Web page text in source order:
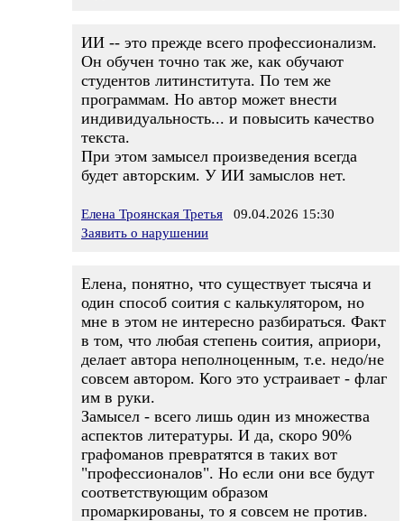
ИИ -- это прежде всего профессионализм.
Он обучен точно так же, как обучают
студентов литинститута. По тем же
программам. Но автор может внести
индивидуальность... и повысить качество
текста.
При этом замысел произведения всегда
будет авторским. У ИИ замыслов нет.
Елена Троянская Третья 09.04.2026 15:30
Заявить о нарушении
Елена, понятно, что существует тысяча и
один способ соития с калькулятором, но
мне в этом не интересно разбираться. Факт
в том, что любая степень соития, априори,
делает автора неполноценным, т.е. недо/не
совсем автором. Кого это устраивает - флаг
им в руки.
Замысел - всего лишь один из множества
аспектов литературы. И да, скоро 90%
графоманов превратятся в таких вот
"профессионалов". Но если они все будут
соответствующим образом
промаркированы, то я совсем не против.